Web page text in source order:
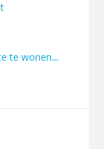
te wonen…